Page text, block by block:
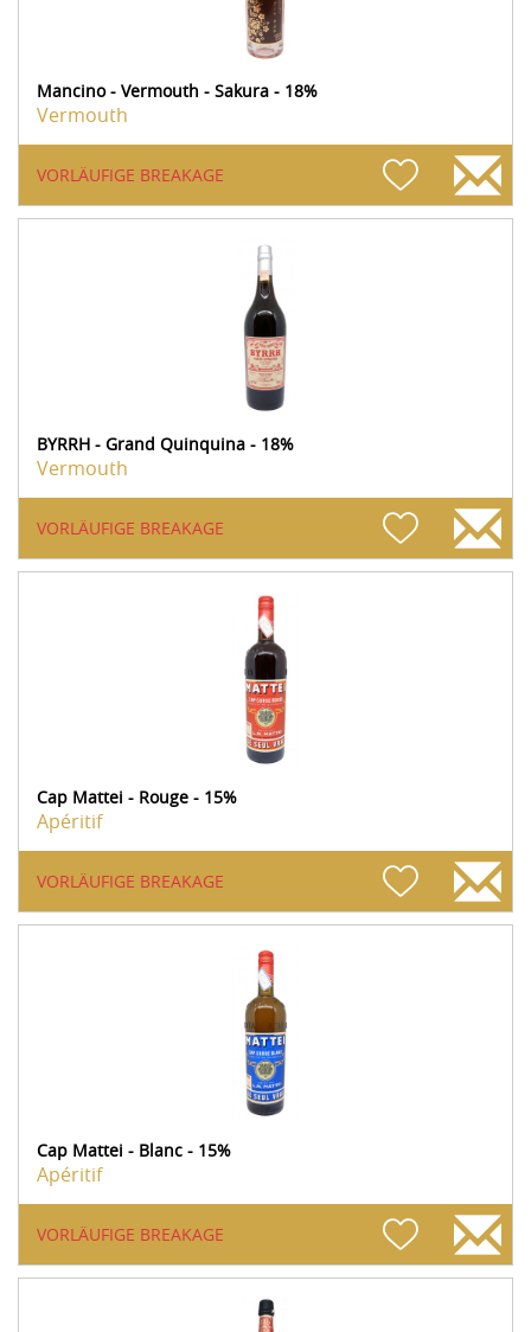
Mancino - Vermouth - Sakura - 18%
Vermouth
VORLÄUFIGE BREAKAGE
BYRRH - Grand Quinquina - 18%
Vermouth
VORLÄUFIGE BREAKAGE
Cap Mattei - Rouge - 15%
Apéritif
VORLÄUFIGE BREAKAGE
Cap Mattei - Blanc - 15%
Apéritif
VORLÄUFIGE BREAKAGE